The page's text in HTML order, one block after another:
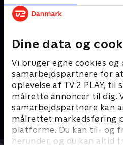
Dine data og
Vi bruger egne cookies og
samarbejdspartnere for
oplevelse af TV 2 PLAY,
målrette annoncer til dig.
samarbejdspartnere kan
målrettet markedsføring
platforme. Du kan til- og
herunder, og du kan altid
Skyggesiden
Nyheder & Magasiner